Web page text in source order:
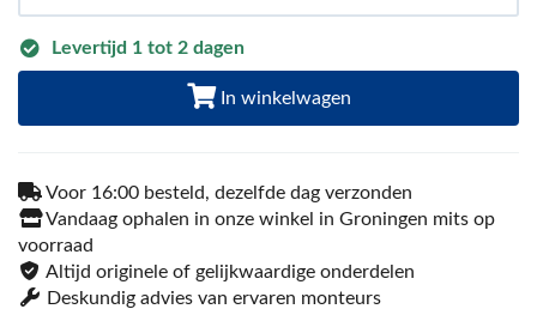
Levertijd 1 tot 2 dagen
In winkelwagen
Voor 16:00 besteld, dezelfde dag verzonden
Vandaag ophalen in onze winkel in Groningen mits op
voorraad
Altijd originele of gelijkwaardige onderdelen
Deskundig advies van ervaren monteurs